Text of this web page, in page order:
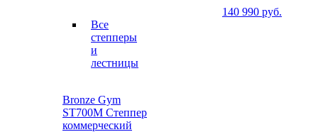
140 990 руб.
Все
степперы
и
лестницы
Bronze Gym
ST700M Степпер
коммерческий